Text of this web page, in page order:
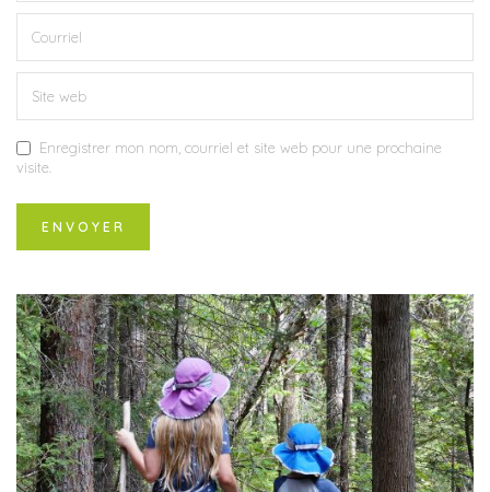
Enregistrer mon nom, courriel et site web pour une prochaine
visite.